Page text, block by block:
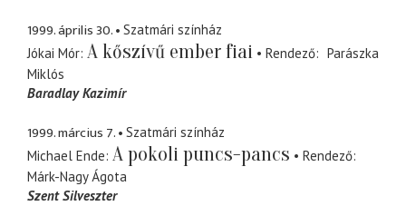
1999. április 30.
Szatmári színház
Jókai Mór A kőszívű ember fiai Rendező
Parászka
Miklós
Baradlay Kazimír
1999. március 7.
Szatmári színház
Michael Ende A pokoli puncs-pancs
Rendező
Márk-Nagy Ágota
Szent Silveszter